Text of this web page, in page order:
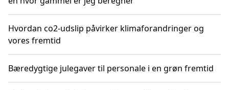
Hvordan co2-udslip påvirker klimaforandringer og
vores fremtid
Bæredygtige julegaver til personale i en grøn fremtid